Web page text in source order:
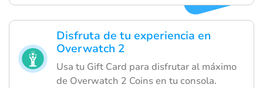
Disfruta de tu experiencia en
Overwatch 2
Usa tu Gift Card para disfrutar al máximo
de Overwatch 2 Coins en tu consola.